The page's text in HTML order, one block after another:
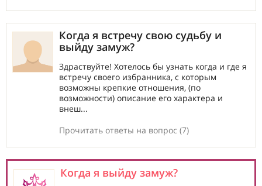
Когда я встречу свою судьбу и
выйду замуж?
Здраствуйте! Хотелось бы узнать когда и где я
встречу своего избранника, с которым
возможны крепкие отношения, (по
возможности) описание его характера и
внеш...
Прочитать ответы на вопрос (7)
Когда я выйду замуж?